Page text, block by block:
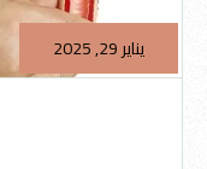
يناير 29, 2025